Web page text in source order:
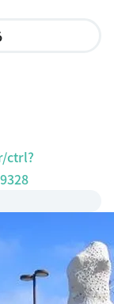
ctrl?